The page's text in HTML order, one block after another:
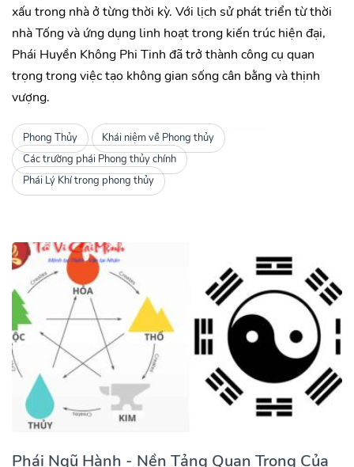
xấu trong nhà ở từng thời kỳ. Với lịch sử phát triển từ thời
nhà Tống và ứng dụng linh hoạt trong kiến trúc hiện đại,
Phái Huyền Không Phi Tinh đã trở thành công cụ quan
trọng trong việc tạo không gian sống cân bằng và thịnh
vượng.
Phong Thủy
Khái niệm về Phong thủy
Các trường phái Phong thủy chính
Phái Lý Khí trong phong thủy
Phái Ngũ Hành - Nền Tảng Quan Trọng Của